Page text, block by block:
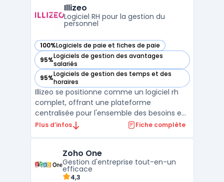
des particuliers.En complément, Microsoft
365 prop ...
Illizeo
Logiciel RH pour la gestion du
personnel
100%Logiciels de paie et fiches de paie
— voir Illizeo dans cette catégorie
95%Logiciels de gestion des avantages
salariés
— voir Illizeo dans cette catégorie
95%Logiciels de gestion des temps et des
horaires
— voir Illizeo dans cette catégorie
Illizeo se positionne comme un logiciel rh
complet, offrant une plateforme
centralisée pour l'ensemble des besoins en
ressources humaines. Conçu par l'éditeur
simplifier les processus pour les entreprises
de ...
Plus d’infos Fiche complète
Zoho One
Gestion d'entreprise tout-en-un
efficace
4,3